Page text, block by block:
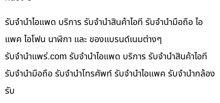
รับจำนำไอแพด บริการ รับจำนำสินค้าไอที รับจำนำมือถือ ไอ
แพค ไอโฟน นาฬิกา และ ของแบรนด์เนมต่างๆ
รับจํานําแพร่.com รับจำนำไอแพด บริการ รับจำนำสินค้าไอที
รับจำนำมือถือ รับจำนำโทรศัพท์ รับจำนำไอแพค รับจำนำกล้อง
รับ